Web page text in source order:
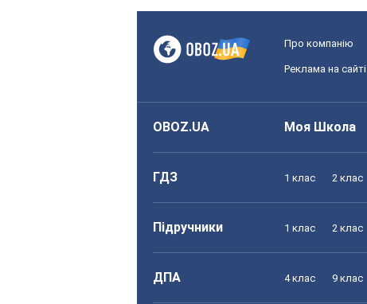
Про компанію
Реклама на сайті
OBOZ.UA Моя Школа
ГДЗ 1 клас 2 клас
Підручники 1 клас 2 клас
ДПА 4 клас 9 клас